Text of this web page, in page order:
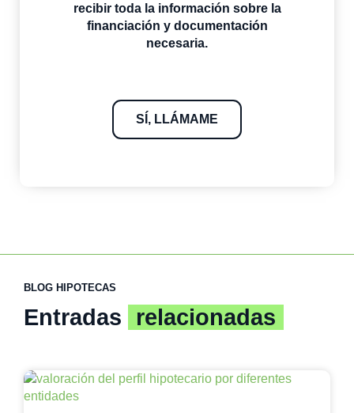
recibir toda la información sobre la
financiación y documentación
necesaria.
SÍ, LLÁMAME
BLOG HIPOTECAS
Entradas relacionadas